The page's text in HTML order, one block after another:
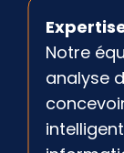
Notre
analyse